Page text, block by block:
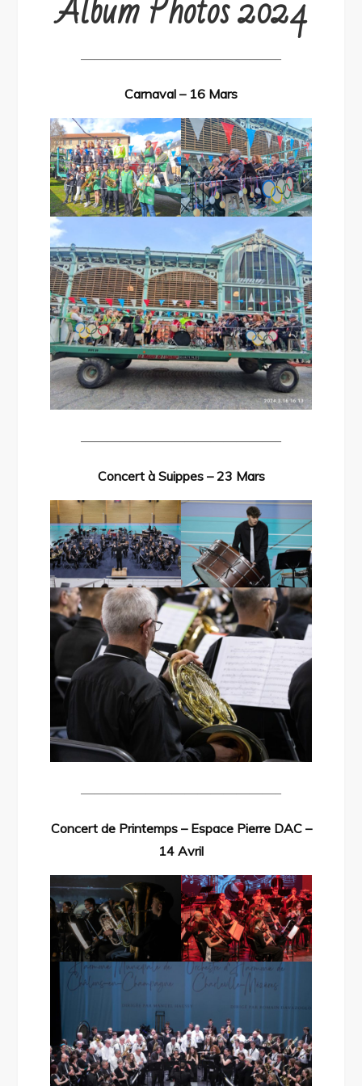
———————————————–
Carnaval – 16 Mars
———————————————–
Concert à Suippes – 23 Mars
———————————————–
Concert de Printemps – Espace Pierre DAC –
14 Avril